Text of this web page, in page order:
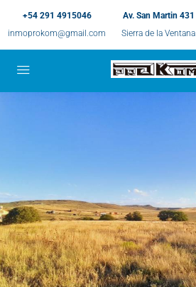
+54 291 4915046
inmoprokom@gmail.com
Av. San Martin 431
Sierra de la Ventana